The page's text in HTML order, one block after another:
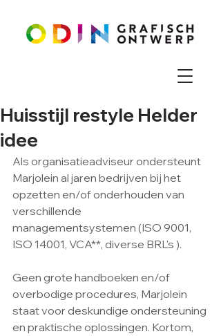
Huisstijl restyle Helder
idee
Als organisatieadviseur ondersteunt
Marjolein al jaren bedrijven bij het
opzetten en/of onderhouden van
verschillende
managementsystemen (ISO 9001,
ISO 14001, VCA**, diverse BRL's ).
Geen grote handboeken en/of
overbodige procedures, Marjolein
staat voor deskundige ondersteuning
en praktische oplossingen. Kortom,